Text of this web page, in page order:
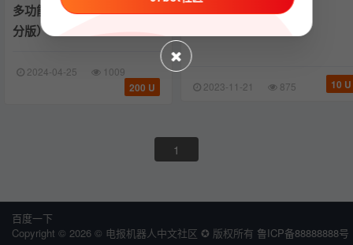
多功能群管机器人（抽奖/积
分版）
2024-04-25 1009
200 U 2023-11-21 875 10 U
1
百度一下
Copyright © 2026 © 电报机器人中文社区 ✪ 版权所有 鲁ICP备88888888号